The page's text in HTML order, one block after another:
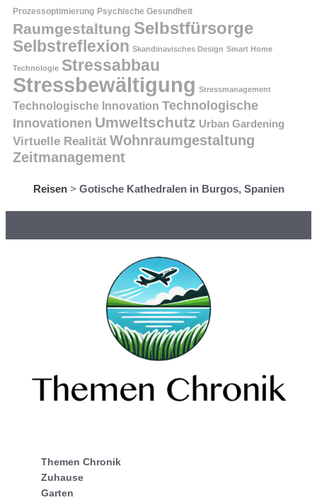
Prozessoptimierung Psychische Gesundheit
Raumgestaltung Selbstfürsorge
Selbstreflexion Skandinavisches Design Smart Home
Technologie Stressabbau
Stressbewältigung Stressmanagement
Technologische Innovation Technologische
Innovationen Umweltschutz Urban Gardening
Virtuelle Realität Wohnraumgestaltung
Zeitmanagement
Reisen> Gotische Kathedralen in Burgos, Spanien
Themen Chronik
Zuhause
Garten